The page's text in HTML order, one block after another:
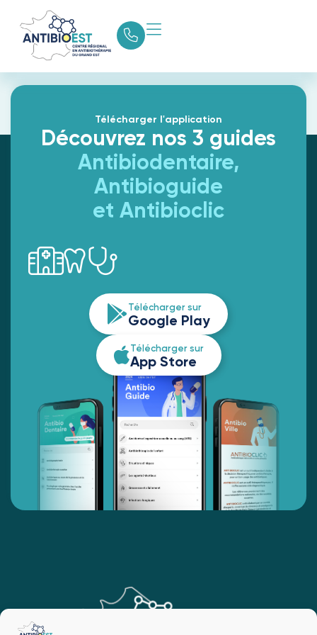
Newsletter Novembre
2023
Télécharger l'application
Découvrez nos 3 guides
Antibiodentaire,
Antibioguide
et Antibioclic
Télécharger sur
Google Play
Télécharger sur
App Store